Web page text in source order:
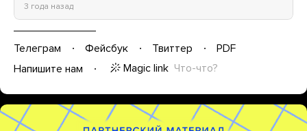
3 года назад
Телеграм Фейсбук Твиттер
PDF
Напишите нам
Magic link Что-что?